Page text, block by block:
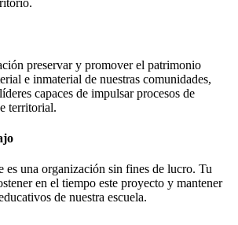
preservar y promover el patrimonio
e inmaterial de nuestras comunidades,
capaces de impulsar procesos de
territorial.
una organización sin fines de lucro. Tu
en el tiempo este proyecto y mantener
de nuestra escuela.